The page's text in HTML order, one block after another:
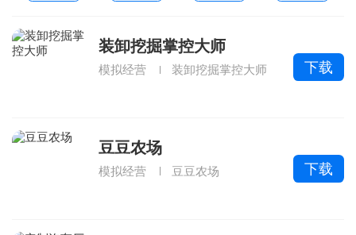
装卸挖掘掌控大师
模拟经营 装卸挖掘掌控大师 下载
豆豆农场
模拟经营 豆豆农场 下载